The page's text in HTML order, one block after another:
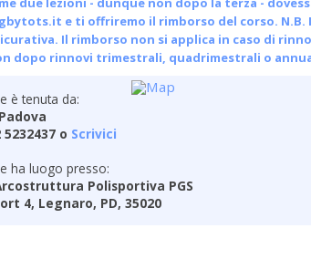
e ti offriremo il rimborso del corso.
Il rimborso non si applica in caso di
dopo rinnovi trimestrali, quadrimestrali o
è tenuta da:
o Scrivici
ha luogo presso:
Polisportiva PGS
4, Legnaro, PD, 35020